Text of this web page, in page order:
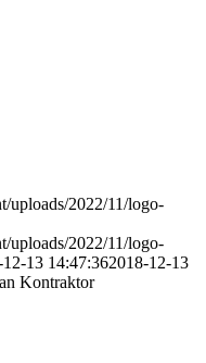
uploads/2022/11/logo-
uploads/2022/11/logo-
12-13 14:47:362018-12-13
Kontraktor